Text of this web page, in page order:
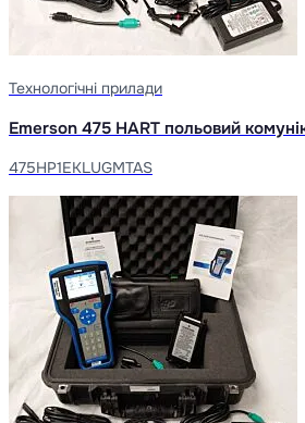
Технологічні прилади
Emerson 475 HART польовий
475HP1EKLUGMTAS